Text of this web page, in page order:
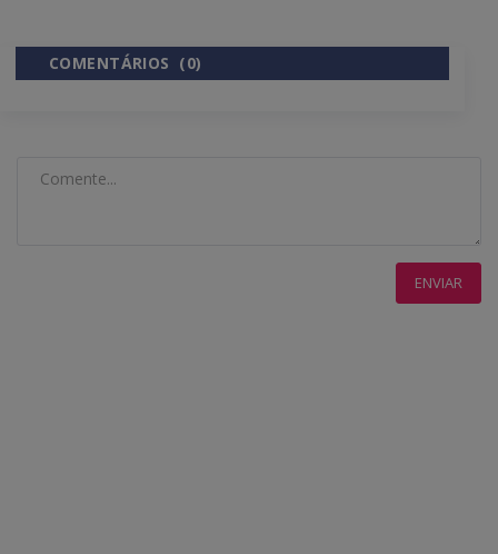
COMENTÁRIOS (0)
ENVIAR